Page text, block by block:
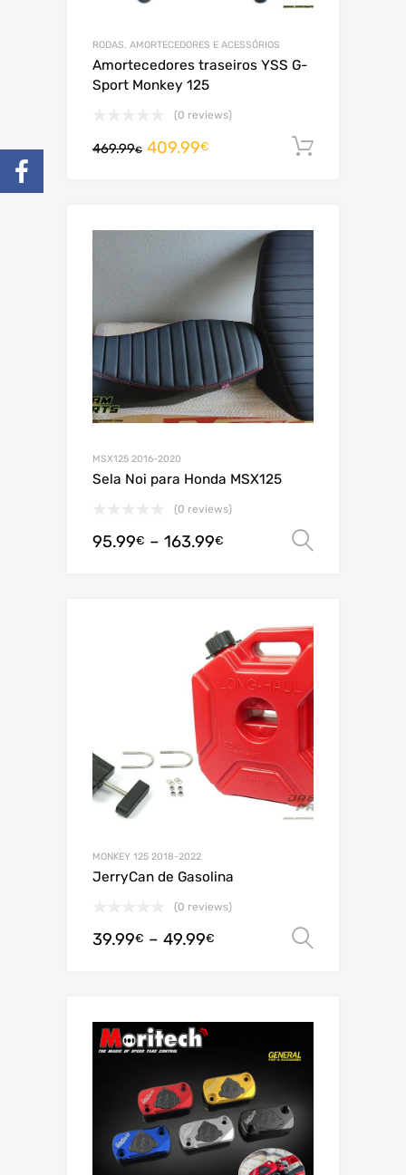
RODAS, AMORTECEDORES E ACESSÓRIOS
Amortecedores traseiros YSS G-
Sport Monkey 125
(0 reviews)
469.99€ 409.99€
MSX125 2016-2020
Sela Noi para Honda MSX125
(0 reviews)
95.99€ – 163.99€
MONKEY 125 2018-2022
JerryCan de Gasolina
(0 reviews)
39.99€ – 49.99€